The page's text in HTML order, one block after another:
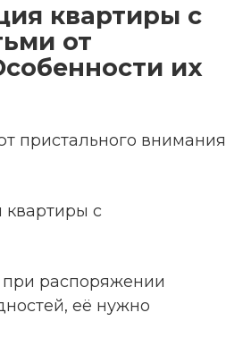
квартиры с
от
их
пристального внимания
квартиры с
распоряжении
её нужно